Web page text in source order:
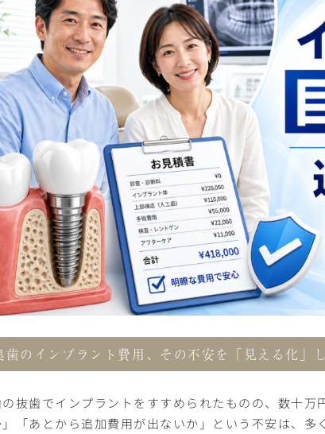
歯のインプラント費用、その不安を「見える化」
抜歯でインプラントをすすめられたものの、数十
「あとから追加費用が出ないか」という不安は、多